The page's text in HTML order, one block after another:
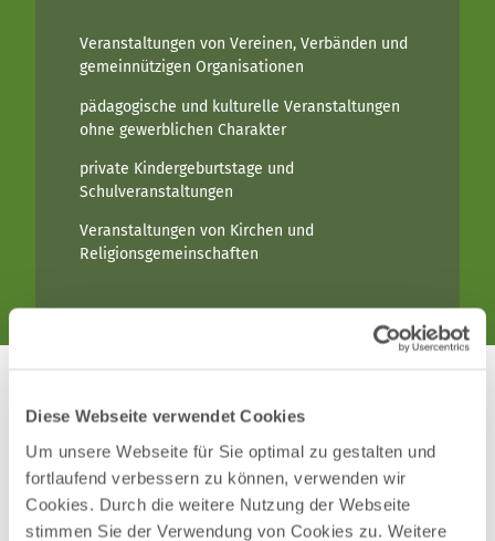
Diese Webseite verwendet Cookies
Um unsere Webseite für Sie optimal zu gestalten und
fortlaufend verbessern zu können, verwenden wir
Cookies. Durch die weitere Nutzung der Webseite
stimmen Sie der Verwendung von Cookies zu. Weitere
Veranstaltungen von Vereinen, Verbänden und
gemeinnützigen Organisationen
pädagogische und kulturelle Veranstaltungen
ohne gewerblichen Charakter
private Kindergeburtstage und
Schulveranstaltungen
Veranstaltungen von Kirchen und
Religionsgemeinschaften